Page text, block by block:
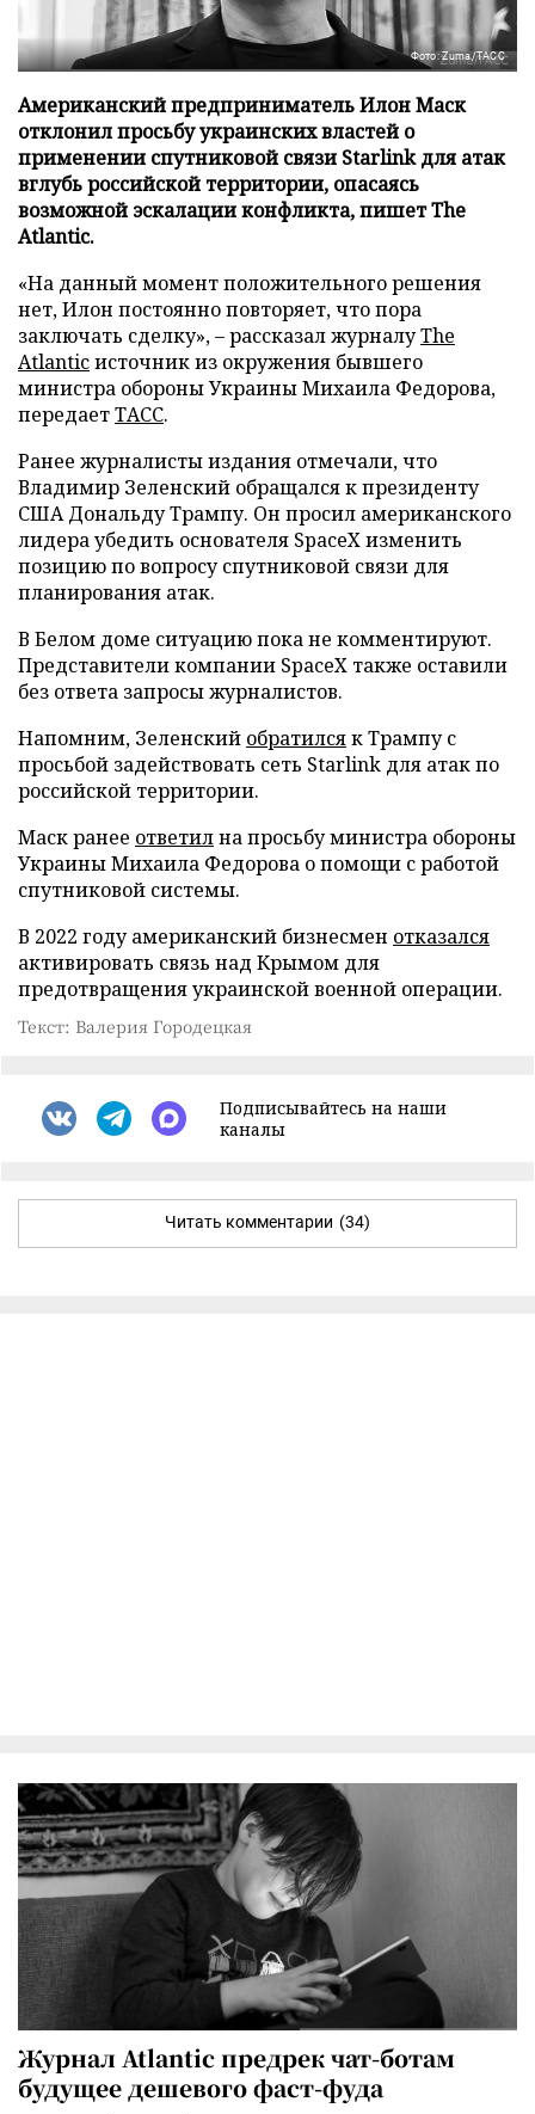
Фото: Zuma/ТАСС
Американский предприниматель Илон Маск
отклонил просьбу украинских властей о
применении спутниковой связи Starlink для атак
вглубь российской территории, опасаясь
возможной эскалации конфликта, пишет The
Atlantic.
«На данный момент положительного решения
нет, Илон постоянно повторяет, что пора
заключать сделку», – рассказал журналуThe
Atlanticисточник из окружения бывшего
министра обороны Украины Михаила Федорова,
передаетТАСС.
Ранее журналисты издания отмечали, что
Владимир Зеленский обращался к президенту
США Дональду Трампу. Он просил американского
лидера убедить основателя SpaceX изменить
позицию по вопросу спутниковой связи для
планирования атак.
В Белом доме ситуацию пока не комментируют.
Представители компании SpaceX также оставили
без ответа запросы журналистов.
Напомним, Зеленский обратилсяк Трампу с
просьбой задействовать сеть Starlink для атак по
российской территории.
Маск ранее ответилна просьбу министра обороны
Украины Михаила Федорова о помощи с работой
спутниковой системы.
В 2022 году американский бизнесмен отказался
активировать связь над Крымом для
предотвращения украинской военной операции.
Текст: Валерия Городецкая
Подписывайтесь на наши
каналы
Читать комментарии (34)
Журнал Atlantic предрек чат-ботам
будущее дешевого фаст-фуда